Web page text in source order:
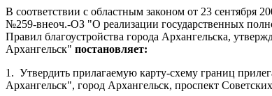
В соответствии с областным законом от 23 сентября
№259-внеоч.-ОЗ "О реализации государственных
Правил благоустройства города Архангельска,
Архангельск" постановляет:
1. Утвердить прилагаемую карту-схему границ
Архангельск", город Архангельск, проспект